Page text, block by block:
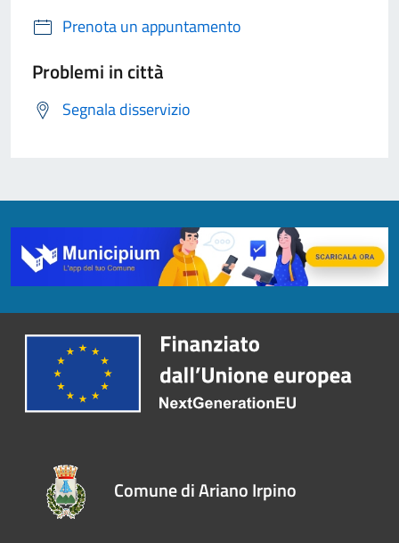
Prenota un appuntamento
Problemi in città
Segnala disservizio
Comune di Ariano Irpino